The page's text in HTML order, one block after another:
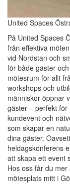
United Spaces
På United Spaces
från effektiva
vid Nordstan och
för både gäster
mötesrum för allt
workshops och
människor öppnar
gäster – perfekt för
kundevent och
som skapar en
dina gäster.
heldagskonferens
att skapa ett event
Hos oss får du
mötesplats mitt i